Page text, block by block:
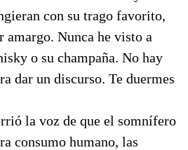
con su trago favorito,
amargo. Nunca he visto a
o su champaña. No hay
dar un discurso. Te duermes
la voz de que el somnífero
consumo humano, las